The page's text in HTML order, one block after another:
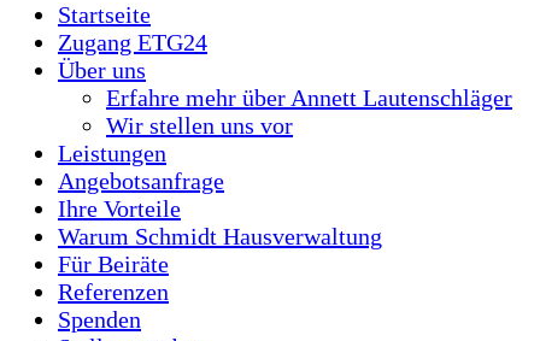
Startseite
Zugang ETG24
Über uns
Erfahre mehr über Annett Lautenschläger
Wir stellen uns vor
Leistungen
Angebotsanfrage
Ihre Vorteile
Warum Schmidt Hausverwaltung
Für Beiräte
Referenzen
Spenden